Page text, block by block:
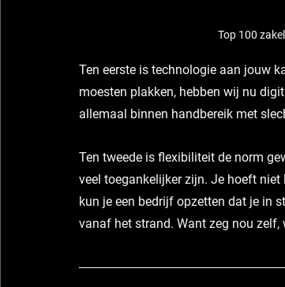
Top 100
Ten eerste is technologie aan jouw
moesten plakken, hebben wij nu
allemaal binnen handbereik met
Ten tweede is flexibiliteit de norm
veel toegankelijker zijn. Je hoeft
kun je een bedrijf opzetten dat je in
vanaf het strand. Want zeg nou